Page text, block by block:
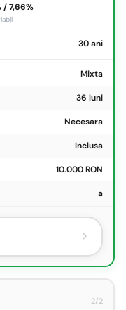
/ 7,66%
30 ani
Mixta
36 luni
Necesara
Inclusa
10.000 RON
a
2/2